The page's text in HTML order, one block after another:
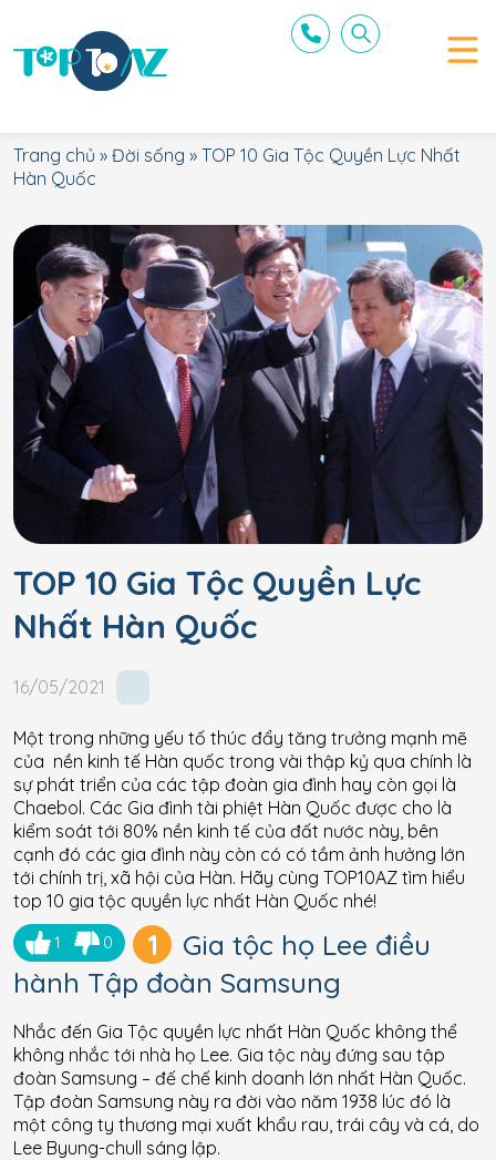
Trang chủ » Đời sống » TOP 10 Gia Tộc Quyền Lực Nhất
Hàn Quốc
TOP 10 Gia Tộc Quyền Lực
Nhất Hàn Quốc
16/05/2021
Một trong những yếu tố thúc đẩy tăng trưởng mạnh mẽ
của nền kinh tế Hàn quốc trong vài thập kỷ qua chính là
sự phát triển của các tập đoàn gia đình hay còn gọi là
Chaebol. Các Gia đình tài phiệt Hàn Quốc được cho là
kiểm soát tới 80% nền kinh tế của đất nước này, bên
cạnh đó các gia đình này còn có có tầm ảnh hưởng lớn
tới chính trị, xã hội của Hàn. Hãy cùng TOP10AZ tìm hiểu
top 10 gia tộc quyền lực nhất Hàn Quốc nhé!
1 0 1
Gia tộc họ Lee điều
hành Tập đoàn Samsung
Nhắc đến Gia Tộc quyền lực nhất Hàn Quốc không thể
không nhắc tới nhà họ Lee. Gia tộc này đứng sau tập
đoàn Samsung – đế chế kinh doanh lớn nhất Hàn Quốc.
Tập đoàn Samsung này ra đời vào năm 1938 lúc đó là
một công ty thương mại xuất khẩu rau, trái cây và cá, do
Lee Byung-chull sáng lập.